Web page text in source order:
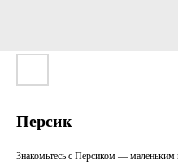
Персик
Знакомьтесь с Персиком — маленьким